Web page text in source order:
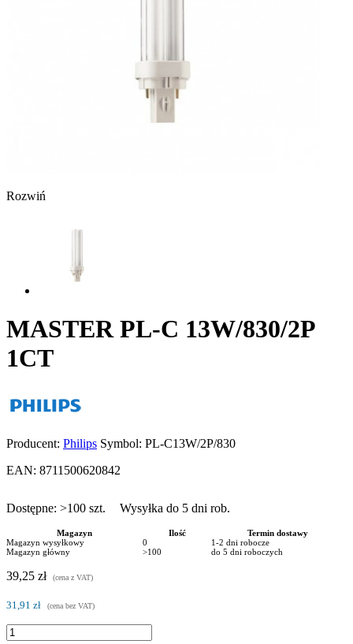
Rozwiń
MASTER PL-C 13W/830/2P
1CT
Producent: Philips Symbol: PL-C13W/2P/830
EAN: 8711500620842
Dostępne: >100 szt. Wysyłka do 5 dni rob.
Magazyn Ilość
Termin dostawy
Magazyn wysyłkowy
0
1-2 dni robocze
Magazyn główny
>100 do 5 dni roboczych
39,25 zł (cena z VAT)
31,91 zł (cena bez VAT)